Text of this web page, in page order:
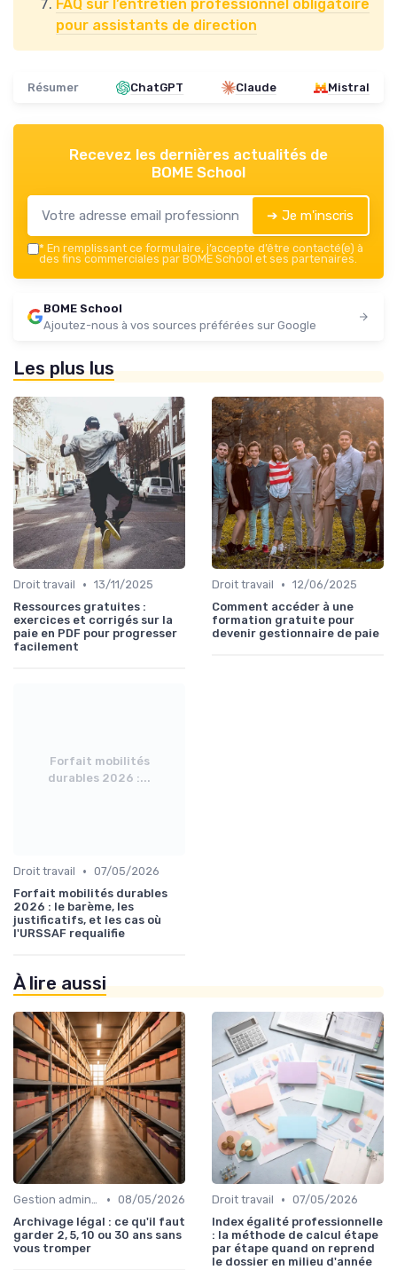
FAQ sur l’entretien professionnel obligatoire
pour assistants de direction
Résumer ChatGPT Claude Mistral
Recevez les dernières actualités de
BOME School
➔ Je m'inscris
* En remplissant ce formulaire, j’accepte d’être contacté(e) à
des fins commerciales par BOME School et ses partenaires.
BOME School
Ajoutez-nous à vos sources préférées sur Google
Les plus lus
Droit travail • 13/11/2025
Ressources gratuites :
exercices et corrigés sur la
paie en PDF pour progresser
facilement
Droit travail • 12/06/2025
Comment accéder à une
formation gratuite pour
devenir gestionnaire de paie
Forfait mobilités
durables 2026 :...
Droit travail • 07/05/2026
Forfait mobilités durables
2026 : le barème, les
justificatifs, et les cas où
l'URSSAF requalifie
À lire aussi
Gestion administrative • 08/05/2026
Archivage légal : ce qu'il faut
garder 2, 5, 10 ou 30 ans sans
vous tromper
Droit travail • 07/05/2026
Index égalité professionnelle
: la méthode de calcul étape
par étape quand on reprend
le dossier en milieu d'année